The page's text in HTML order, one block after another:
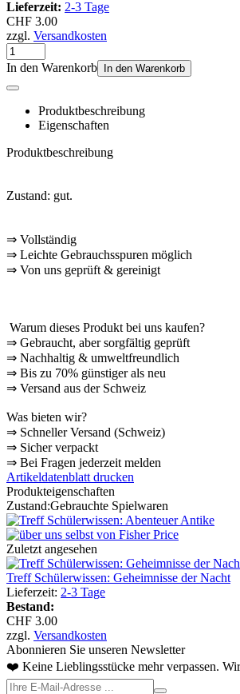
Lieferzeit: 2-3 Tage
CHF 3.00
zzgl. Versandkosten
In den Warenkorb In den Warenkorb
Produktbeschreibung
Eigenschaften
Produktbeschreibung
Zustand: gut.
⇒ Vollständig
⇒ ️ Leichte Gebrauchsspuren möglich
⇒ Von uns geprüft & gereinigt
Warum dieses Produkt bei uns kaufen?
⇒ ️ Gebraucht, aber sorgfältig geprüft
⇒ ️ Nachhaltig & umweltfreundlich
⇒ Bis zu 70% günstiger als neu
⇒ ️ Versand aus der Schweiz
Was bieten wir?
⇒ Schneller Versand (Schweiz)
⇒ Sicher verpackt
⇒ Bei Fragen jederzeit melden
Artikeldatenblatt drucken
Produkteigenschaften
Zustand:Gebrauchte Spielwaren
Zuletzt angesehen
Treff Schülerwissen: Geheimnisse der Nacht
Lieferzeit: 2-3 Tage
Bestand:
CHF 3.00
zzgl. Versandkosten
Abonnieren Sie unseren Newsletter
❤️ Keine Lieblingsstücke mehr verpassen.